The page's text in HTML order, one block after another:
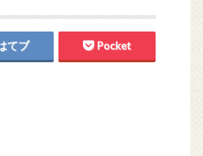
てブ Pocket